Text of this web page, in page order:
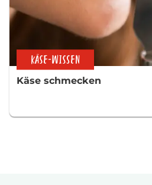
KÄSE-WISSEN
Käse schmecken